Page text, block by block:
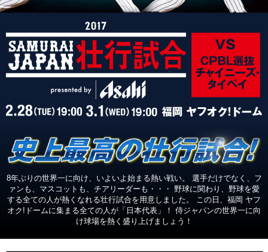
8年ぶりの世界一に向け、いよいよ始まる熱い戦い。
選手だけでなく、フ
ァンも、マスコットも、チアリーダーも・・・
野球に関わり、野球を愛
する全ての人が熱くなれる壮行試合を用意しました。
この日、福岡 ヤフ
オク!ドームに集まる全ての人が「日本代表」！ 侍ジャパンの世界一に向
け球場を熱く盛り上げましょう！